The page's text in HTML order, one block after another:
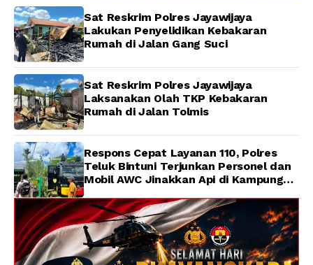
Sat Reskrim Polres Jayawijaya
Lakukan Penyelidikan Kebakaran
Rumah di Jalan Gang Suci
Sat Reskrim Polres Jayawijaya
Laksanakan Olah TKP Kebakaran
Rumah di Jalan Tolmis
Respons Cepat Layanan 110, Polres
Teluk Bintuni Terjunkan Personel dan
Mobil AWC Jinakkan Api di Kampung